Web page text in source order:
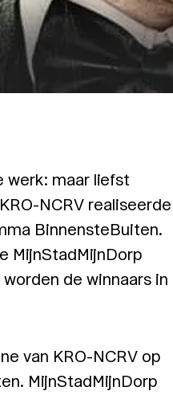
werk: maar liefst
NCRV realiseerde
BinnensteBuiten.
MijnStadMijnDorp
de winnaars in
van KRO-NCRV op
MijnStadMijnDorp